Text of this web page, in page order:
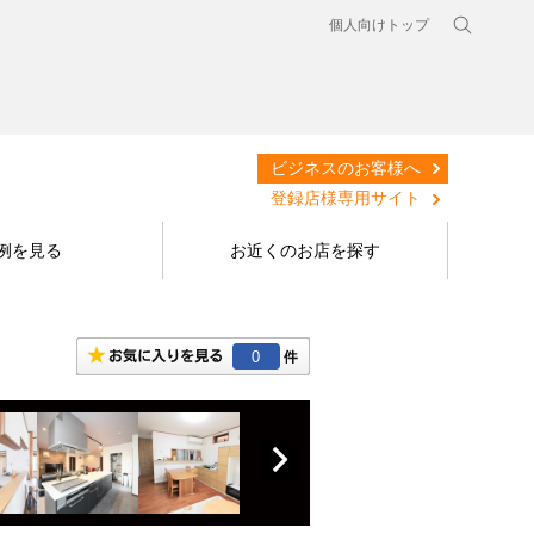
個人向けトップ
ビジネスのお客様へ
登録店様専用サイト
を見る お近くのお店を探す
0